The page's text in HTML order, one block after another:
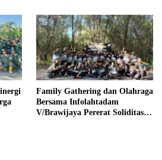
Family Gathering dan Olahraga
Bersama Infolahtadam
V/Brawijaya Pererat Soliditas